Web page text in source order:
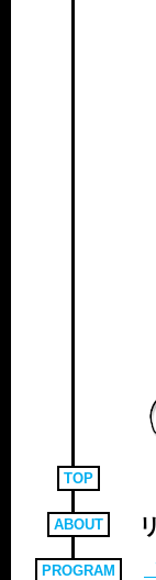
TOP
ABOUT
PROGRAM